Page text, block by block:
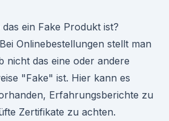
ein Fake Produkt ist?
Onlinebestellungen stellt man
nicht das eine oder andere
"Fake" ist. Hier kann es
Erfahrungsberichte zu
Zertifikate zu achten.